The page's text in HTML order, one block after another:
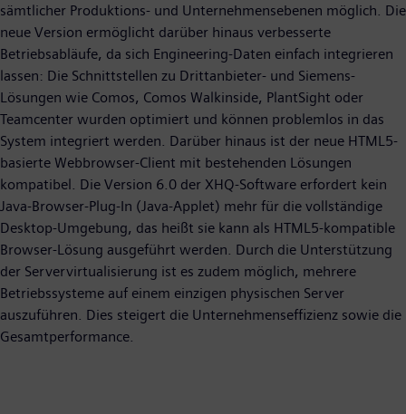
sämtlicher Produktions- und Unternehmensebenen möglich. Die
neue Version ermöglicht darüber hinaus verbesserte
Betriebsabläufe, da sich Engineering-Daten einfach integrieren
lassen: Die Schnittstellen zu Drittanbieter- und Siemens-
Lösungen wie Comos, Comos Walkinside, PlantSight oder
Teamcenter wurden optimiert und können problemlos in das
System integriert werden. Darüber hinaus ist der neue HTML5-
basierte Webbrowser-Client mit bestehenden Lösungen
kompatibel. Die Version 6.0 der XHQ-Software erfordert kein
Java-Browser-Plug-In (Java-Applet) mehr für die vollständige
Desktop-Umgebung, das heißt sie kann als HTML5-kompatible
Browser-Lösung ausgeführt werden. Durch die Unterstützung
der Servervirtualisierung ist es zudem möglich, mehrere
Betriebssysteme auf einem einzigen physischen Server
auszuführen. Dies steigert die Unternehmenseffizienz sowie die
Gesamtperformance.